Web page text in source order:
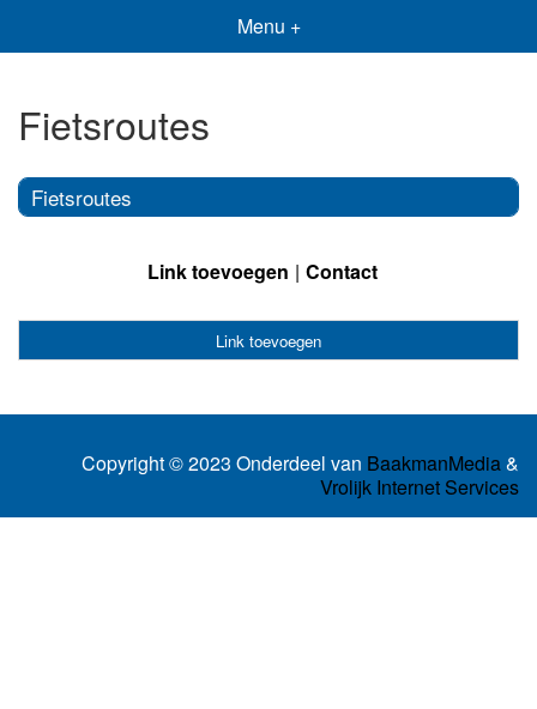
Menu +
Fietsroutes
Fietsroutes
Link toevoegen Contact
Link toevoegen
Copyright © 2023 Onderdeel van BaakmanMedia&
Vrolijk Internet Services